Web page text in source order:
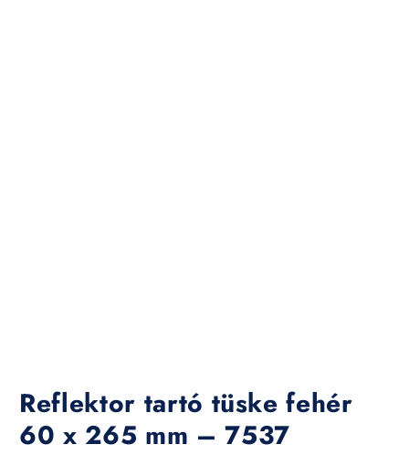
Reflektor tartó tüske fehér
60 x 265 mm – 7537